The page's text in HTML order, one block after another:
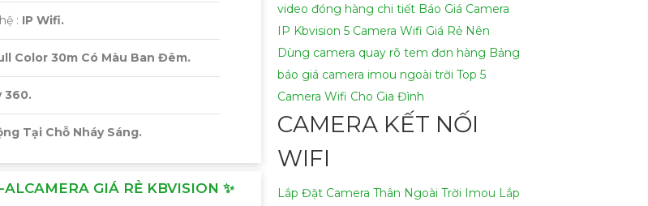
: IP Wifi.
Color 30m Có Màu Ban Đêm.
360.
Tại Chỗ Nháy Sáng.
GIÁ RẺ KBVISION ✨
video đóng hàng chi tiết Báo Giá Camera
IP Kbvision 5 Camera Wifi Giá Rẻ Nên
Dùng camera quay rõ tem đơn hàng Bảng
báo giá camera imou ngoài trời Top 5
Camera Wifi Cho Gia Đình
CAMERA KẾT NỐI
WIFI
Lắp Đặt Camera Thân Ngoài Trời Imou Lắp